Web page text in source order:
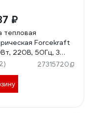
₽
тепловая
Forcekraft
220В, 50Гц, 3
нагрева:
- 40м2, защита
встроенный
27315720